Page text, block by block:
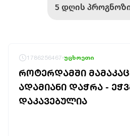
1786256467 უცხოეთი
ᲠᲝᲢᲔᲠᲓᲐᲛᲨᲘ
ᲐᲓᲐᲛᲘᲐᲜᲘ ᲓᲐᲭᲠᲐ -
ᲓᲐᲙᲐᲕᲔᲑᲣᲚᲘᲐ